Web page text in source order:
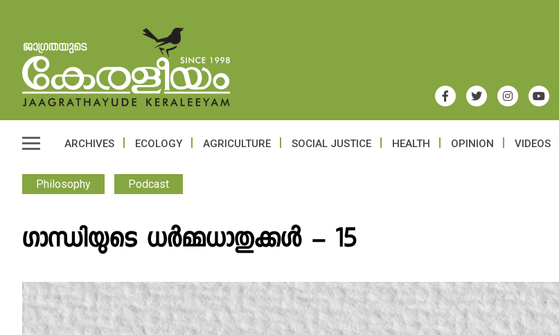
ARCHIVES ECOLOGY AGRICULTURE SOCIAL JUSTICE HEALTH OPINION VIDEOS
Philosophy Podcast
ഗാന്ധിയുടെ ധർമ്മധാതുക്കൾ – 15